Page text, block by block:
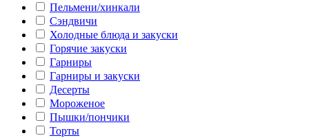
Пельмени/хинкали
Сэндвичи
Холодные блюда и закуски
Горячие закуски
Гарниры
Гарниры и закуски
Десерты
Мороженое
Пышки/пончики
Торты